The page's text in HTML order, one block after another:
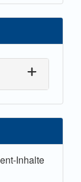
Inhalte